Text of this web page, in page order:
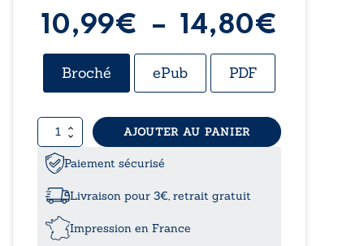
10,99€ – 14,80€
Broché ePub PDF
quantité
de
L'Initiation
AJOUTER AU PANIER
Paiement sécurisé
Livraison pour 3€, retrait gratuit
Impression en France